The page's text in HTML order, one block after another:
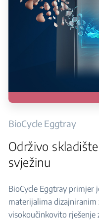
BioCycle Eggtray
Održivo
svježinu
BioCycle Eggtray primjer
materijalima dizajniranim
visokoučinkovito rješenje